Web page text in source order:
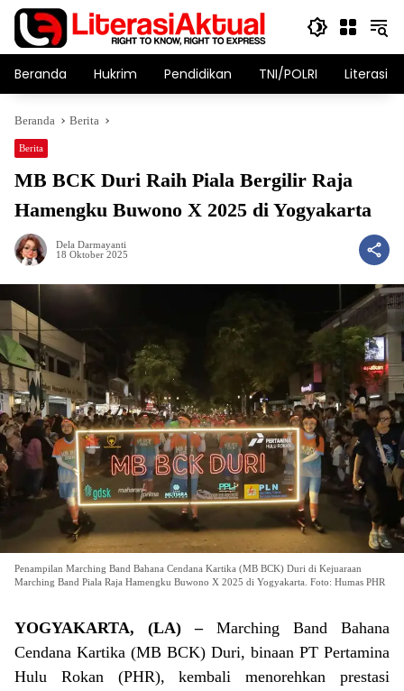
Langsung
konten
Beranda Hukrim Pendidikan TNI/POLRI Literasi
Beranda Berita
Berita
MB BCK Duri Raih Piala Bergilir Raja
Hamengku Buwono X 2025 di Yogyakarta
Dela Darmayanti
18 Oktober 2025
Penampilan Marching Band Bahana Cendana Kartika (MB BCK) Duri di Kejuaraan
Marching Band Piala Raja Hamengku Buwono X 2025 di Yogyakarta. Foto: Humas PHR
YOGYAKARTA, (LA) –Marching Band Bahana
Cendana Kartika (MB BCK) Duri, binaan PT Pertamina
Hulu Rokan (PHR), kembali menorehkan prestasi